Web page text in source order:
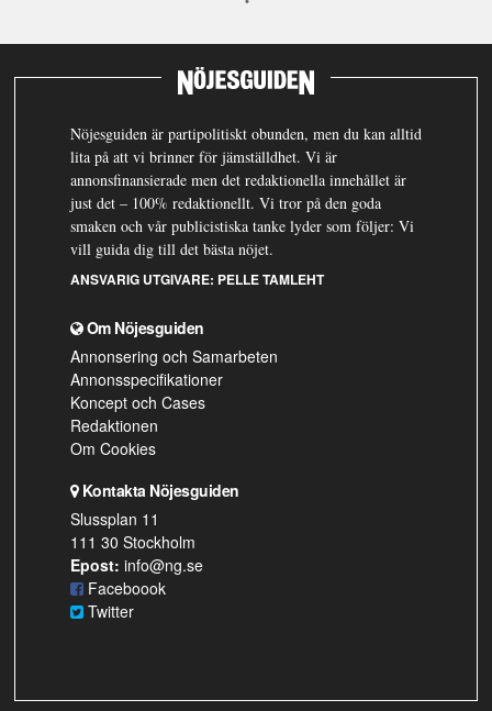
Nöjesguiden är partipolitiskt obunden, men du kan alltid
lita på att vi brinner för jämställdhet. Vi är
annonsfinansierade men det redaktionella innehållet är
just det – 100% redaktionellt. Vi tror på den goda
smaken och vår publicistiska tanke lyder som följer: Vi
vill guida dig till det bästa nöjet.
ANSVARIG UTGIVARE: PELLE TAMLEHT
Om Nöjesguiden
Annonsering och Samarbeten
Annonsspecifikationer
Koncept och Cases
Redaktionen
Om Cookies
Kontakta Nöjesguiden
Slussplan 11
111 30 Stockholm
Epost: info@ng.se
Faceboook
Twitter